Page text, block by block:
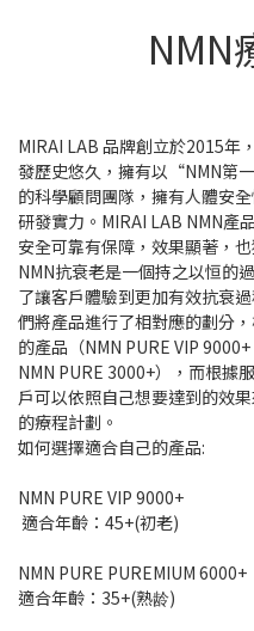
NMN
MIRAI LAB 品牌創立於2015年
發歷史悠久，擁有以“NMN第
的科學顧問團隊，擁有人體安
研發實力。MIRAI LAB NMN產
安全可靠有保障，效果顯著，
NMN抗衰老是一個持之以恒的
了讓客戶體驗到更加有效抗衰
們將產品進行了相對應的劃分
的產品（NMN PURE VIP
NMN PURE 3000+），而根據
戶可以依照自己想要達到的效
的療程計劃。
如何選擇適合自己的產品:
NMN PURE VIP 9000+
適合年齡：45+(初老)
NMN PURE PUREMIUM 6000+
適合年齡：35+(熟龄)